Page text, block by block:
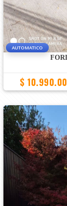
AUTOMATICO
$